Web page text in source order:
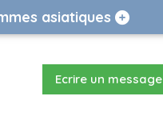
asiatiques
Ecrire un message